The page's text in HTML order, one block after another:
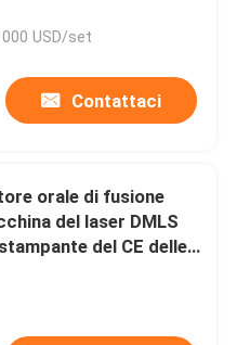
per il laboratorio
USD/set
Contattaci
orale di fusione
del laser DMLS
del CE delle
standard di